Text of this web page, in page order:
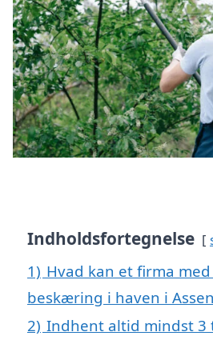
Indholdsfortegnelse
1) Hvad kan et firma
beskæring i haven i
2) Indhent altid mindst 3